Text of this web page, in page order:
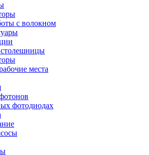
с волокном
места
фотодиодах